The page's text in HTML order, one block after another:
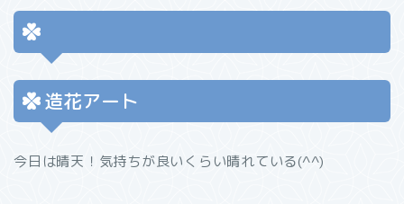
造花アート
今日は晴天！気持ちが良いくらい晴れている(^^)